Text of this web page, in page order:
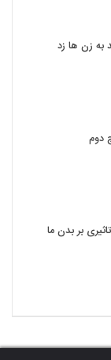
به زن ها زد
دوم
بر بدن ما